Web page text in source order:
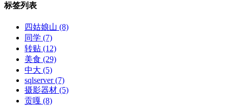
标签列表
四姑娘山 (8)
同学 (7)
转贴 (12)
美食 (29)
中大 (5)
sqlserver(7)
摄影器材 (5)
贡嘎 (8)